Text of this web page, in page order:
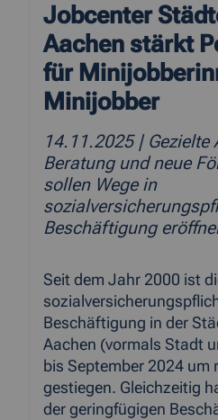
Jobcenter
Aachen stärkt
für
Minijobber
14.11.2025 | Gezielte
Beratung und neue
sollen Wege in
Beschäftigung
Seit dem Jahr 2000 ist
Beschäftigung in der
Aachen (vormals Stadt
bis September 2024 um
gestiegen. Gleichzeitig
der geringfügigen